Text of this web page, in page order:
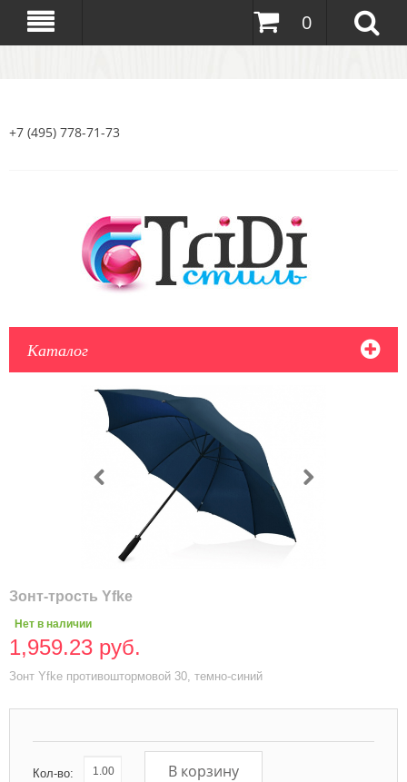
0
+7 (495) 778-71-73
Каталог
Зонт-трость Yfke
Нет в наличии
1,959.23 руб.
Зонт Yfke противоштормовой 30, темно-синий
Кол-во: В корзину